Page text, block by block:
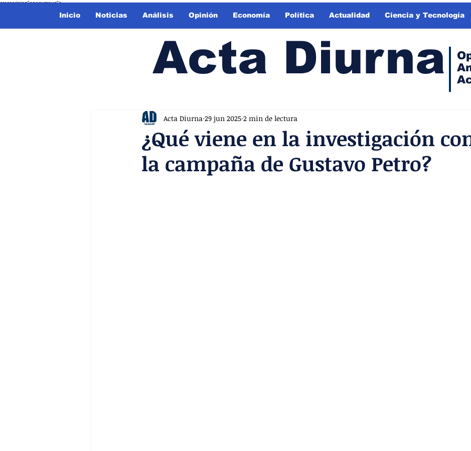
crossorigin="anonymous">
Inicio Noticias Análisis Opinión Economía Política Actualidad Ciencia y Tecnología
Acta Diurna
¿Qué viene en la investigación
la campaña de Gustavo Petro?
Acta Diurna 29 jun 2025 2 min de lectura